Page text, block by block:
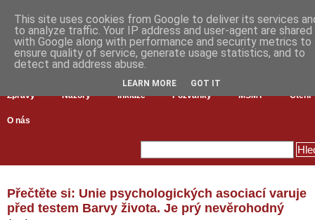
Zprávy Názory Inkluze Pozvánky MŠMT Čtení
O nás
Přečtěte si: Unie psychologických asociací varuje
před testem Barvy života. Je prý nevěrohodný
This site uses cookies from Google to deliver its services
to analyze traffic. Your IP address and user-agent are shared
with Google along with performance and security metrics to
ensure quality of service, generate usage statistics, and to
detect and address abuse.
LEARN MORE GOT IT